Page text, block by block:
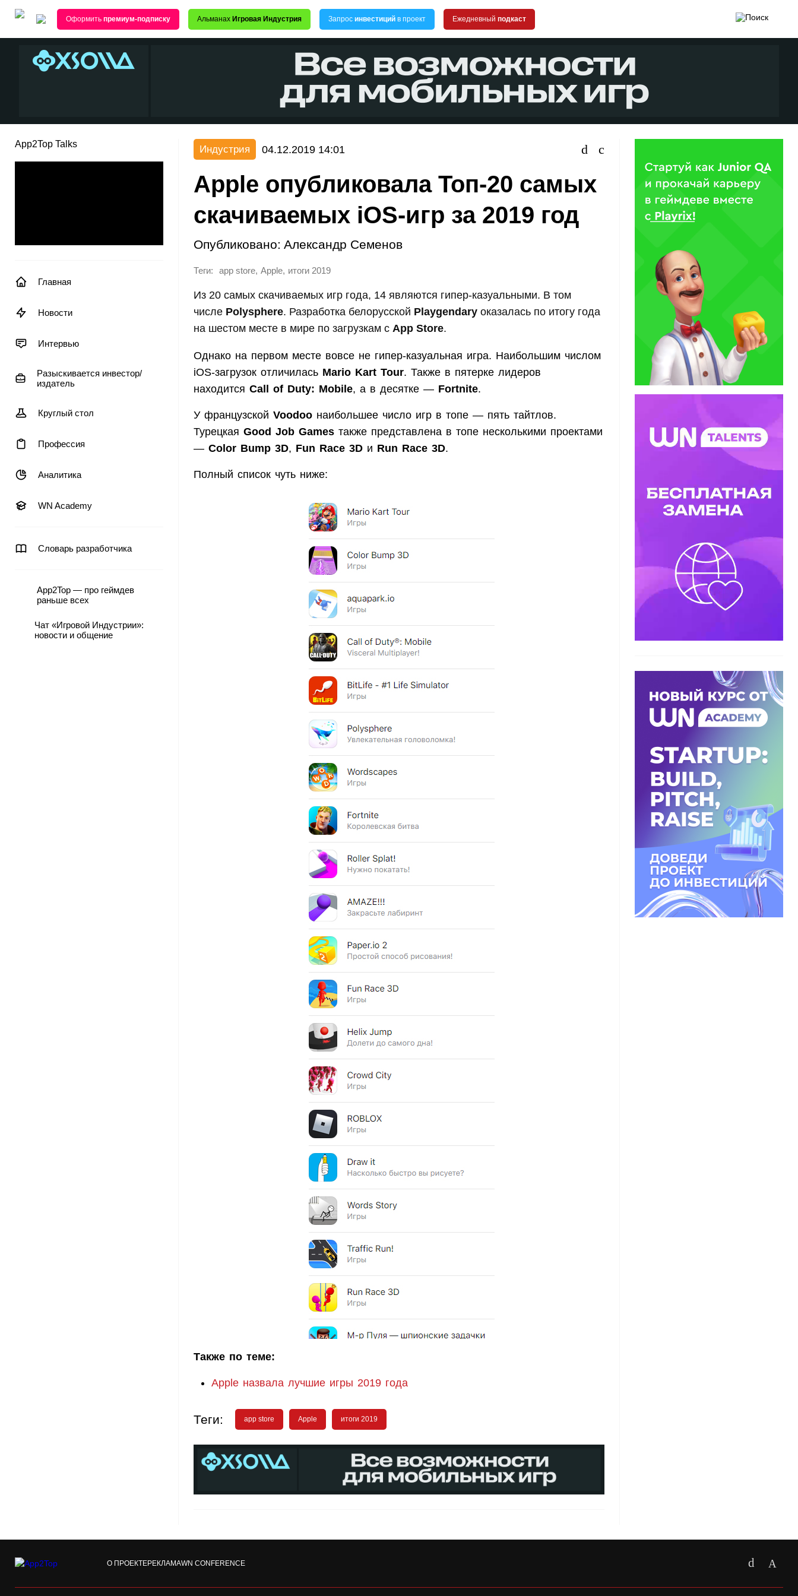
Оформить премиум-подписку Альманах Игровая Индустрия Запрос инвестиций в проект Ежедневный подкаст
App2Top Talks
Главная
Новости
Интервью
Разыскивается инвестор/
издатель
Круглый стол
Профессия
Аналитика
WN Academy
Словарь разработчика
App2Top — про геймдев
раньше всех
Чат «Игровой Индустрии»:
новости и общение
Индустрия 04.12.2019 14:01
Apple опубликовала Топ-20 самых
скачиваемых iOS-игр за 2019 год
Опубликовано: Александр Семенов
Теги: app store, Apple, итоги 2019
Из 20 самых скачиваемых игр года, 14 являются гипер-казуальными. В том
числе Polysphere. Разработка белорусской Playgendary оказалась по итогу года
на шестом месте в мире по загрузкам с App Store.
Однако на первом месте вовсе не гипер-казуальная игра. Наибольшим числом
iOS-загрузок отличилась Mario Kart Tour. Также в пятерке лидеров
находится Call of Duty: Mobile, а в десятке — Fortnite.
У французской Voodoo наибольшее число игр в топе — пять тайтлов.
Турецкая Good Job Games также представлена в топе несколькими проектами
— Color Bump 3D, Fun Race 3D и Run Race 3D.
Полный список чуть ниже:
Также по теме:
Apple назвала лучшие игры 2019 года
Теги: app store Apple итоги 2019
О ПРОЕКТЕРЕКЛАМАWN CONFERENCE